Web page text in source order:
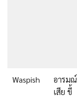
Waspish
อารมณ์
เสีย ขี้